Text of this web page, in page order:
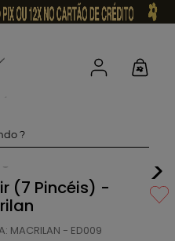
?
(7 Pincéis) -
: MACRILAN - ED009